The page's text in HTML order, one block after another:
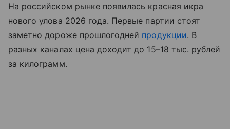
На российском рынке появилась красная икра
нового улова 2026 года. Первые партии стоят
заметно дороже прошлогодней продукции. В
разных каналах цена доходит до 15–18 тыс. рублей
за килограмм.